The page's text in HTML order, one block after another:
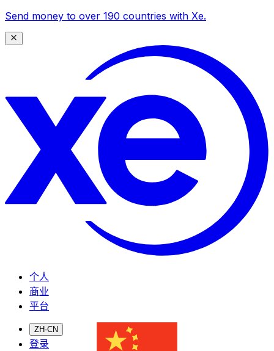
Send money to over 190 countries with Xe.
个人
商业
平台
ZH-CN
登录